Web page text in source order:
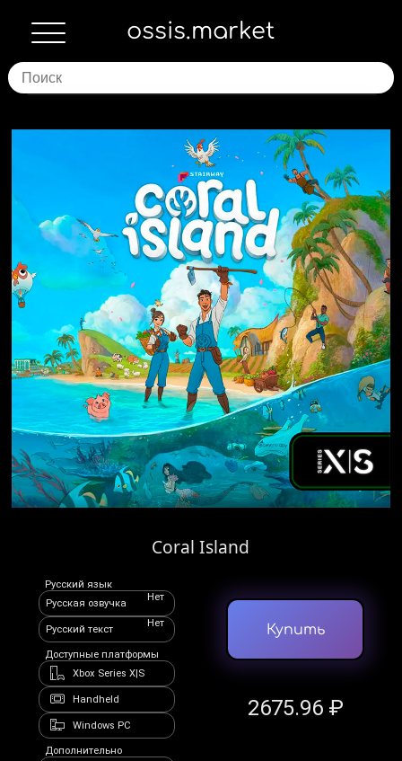
ossis.market
Coral Island
Русский язык
Русская озвучка
Нет
Русский текст
Нет
Доступные платформы
Xbox Series X|S
Handheld
Windows PC
Дополнительно
Купить
2675.96 ₽